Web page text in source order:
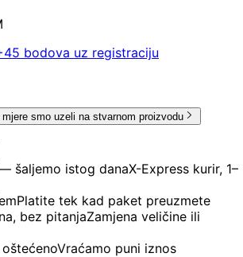
45 bodova uz registraciju
smo uzeli na stvarnom proizvodu
šaljemo istog danaX-Express kurir, 1–
Platite tek kad paket preuzmete
bez pitanjaZamjena veličine ili
Vraćamo puni iznos